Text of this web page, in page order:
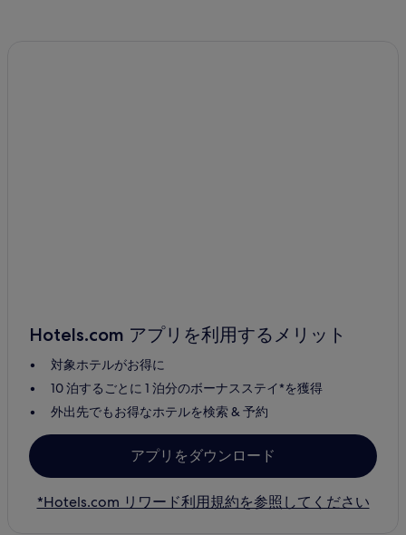
Hotels.com アプリを利用するメリット
対象ホテルがお得に
10 泊するごとに 1 泊分のボーナスステイ*を獲得
外出先でもお得なホテルを検索 & 予約
アプリをダウンロード
*Hotels.com リワード利用規約を参照してください